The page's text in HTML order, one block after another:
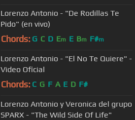
Lorenzo Antonio - "De Rodillas Te
Pido" (en vivo)
Chords: G C D Em E Bm F#m
Lorenzo Antonio - "El No Te Quiere" -
Video Oficial
Chords: C G F A E D F#
Lorenzo Antonio y Veronica del grupo
SPARX - "The Wild Side Of Life"